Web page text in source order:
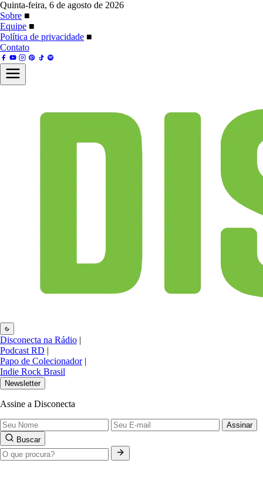
Quinta-feira, 6 de agosto de 2026
Sobre ■
Equipe ■
Política de privacidade ■
Contato
Disconecta na Rádio |
Podcast RD |
Papo de Colecionador |
Indie Rock Brasil
Newsletter
Assine a Disconecta
Assinar
Buscar